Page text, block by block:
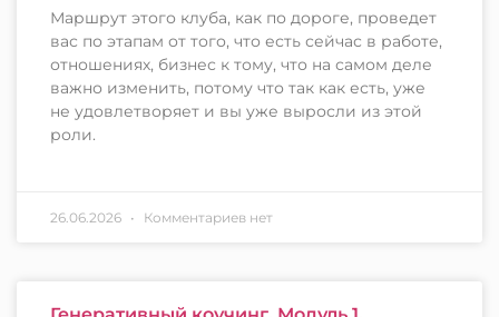
Маршрут этого клуба, как по дороге, проведет
вас по этапам от того, что есть сейчас в работе,
отношениях, бизнес к тому, что на самом деле
важно изменить, потому что так как есть, уже
не удовлетворяет и вы уже выросли из этой
роли.
26.06.2026 Комментариев нет